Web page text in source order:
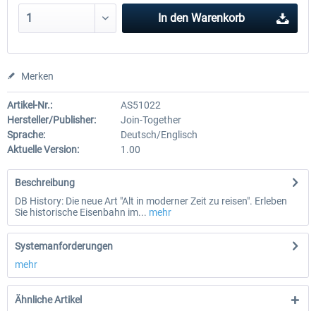
In den Warenkorb
Merken
Artikel-Nr.:
AS51022
Hersteller/Publisher:
Join-Together
Sprache:
Deutsch/Englisch
Aktuelle Version:
1.00
Beschreibung
DB History: Die neue Art "Alt in moderner Zeit zu reisen". Erleben
Sie historische Eisenbahn im... mehr
Systemanforderungen
mehr
Ähnliche Artikel